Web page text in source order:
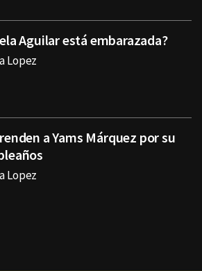
Aguilar está embarazada?
Lopez
a Yams Márquez por su
Lopez